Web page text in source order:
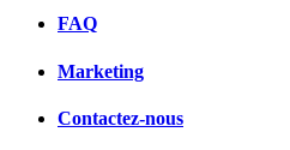
FAQ
Marketing
Contactez-nous